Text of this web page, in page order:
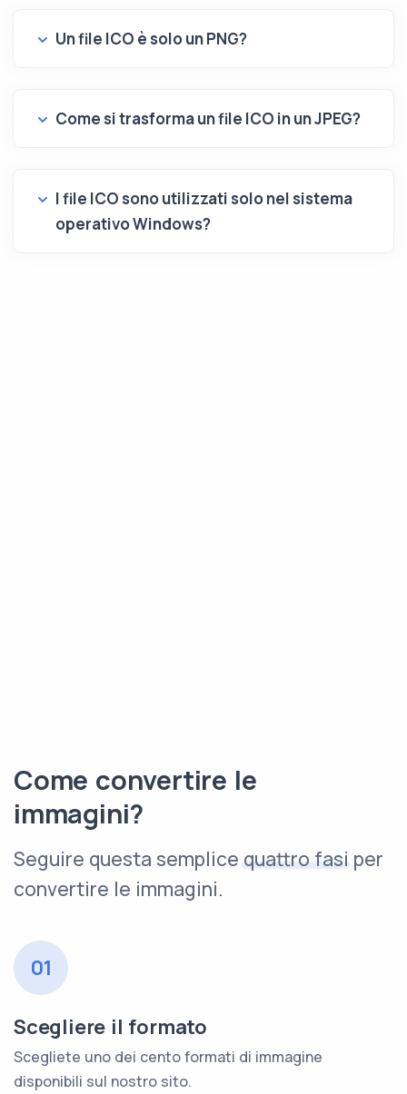
Un file ICO è solo un PNG?
Come si trasforma un file ICO in un JPEG?
I file ICO sono utilizzati solo nel sistema
operativo Windows?
Come convertire le
immagini?
Seguire questa semplicequattro fasi per
convertire le immagini.
01
Scegliere il formato
Scegliete uno dei cento formati di immagine
disponibili sul nostro sito.